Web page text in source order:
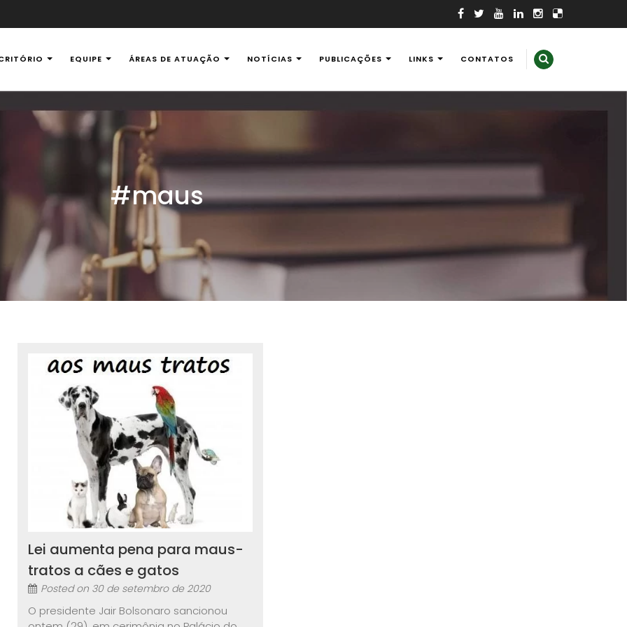
Ambiental
EQUIPE ÁREAS DE ATUAÇÃO NOTÍCIAS PUBLICAÇÕES LINKS CONTATOS
#maus
Lei aumenta pena para maus-
tratos a cães e gatos
Posted on 30 de setembro de 2020
O presidente Jair Bolsonaro sancionou